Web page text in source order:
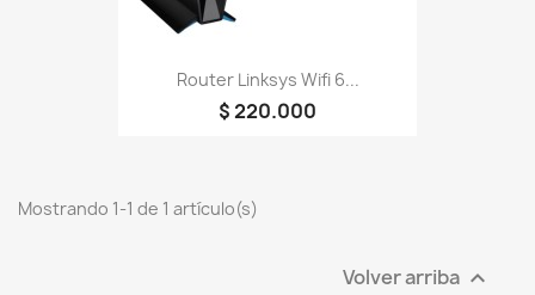
Router Linksys Wifi 6...
$ 220.000
Mostrando 1-1 de 1 artículo(s)
Volver arriba 